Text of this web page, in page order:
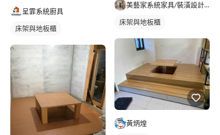
呈霏系統廚具
床架與地板櫃
美藝家系統家具/裝潢設計/統包服務
床架與地板櫃
黃炳煌